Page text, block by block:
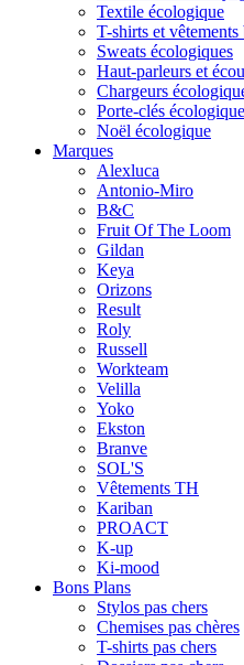
Textile écologique
T-shirts et
Sweats écologiques
Haut-parleurs et
Chargeurs
Porte-clés
Noël écologique
Marques
Alexluca
Antonio-Miro
B&C
Fruit Of The Loom
Gildan
Keya
Orizons
Result
Roly
Russell
Workteam
Velilla
Yoko
Ekston
Branve
SOL'S
Vêtements TH
Kariban
PROACT
K-up
Ki-mood
Bons Plans
Stylos pas chers
Chemises pas chères
T-shirts pas chers